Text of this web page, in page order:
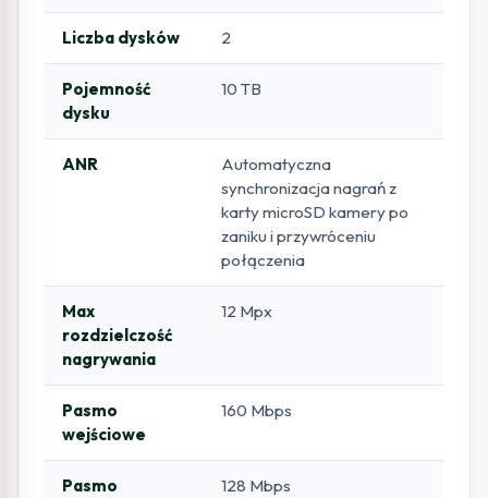
Liczba dysków 2
Pojemność
dysku
10 TB
ANR
Automatyczna
synchronizacja nagrań z
karty microSD kamery po
zaniku i przywróceniu
połączenia
Max
rozdzielczość
nagrywania
12 Mpx
Pasmo
wejściowe
160 Mbps
Pasmo
128 Mbps